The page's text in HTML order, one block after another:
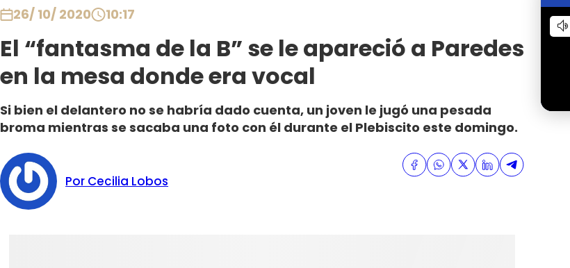
26/ 10/ 2020 10:17
El “fantasma de la B” se le apareció a Paredes
en la mesa donde era vocal
Si bien el delantero no se habría dado cuenta, un joven le jugó una pesada
broma mientras se sacaba una foto con él durante el Plebiscito este domingo.
Por Cecilia Lobos